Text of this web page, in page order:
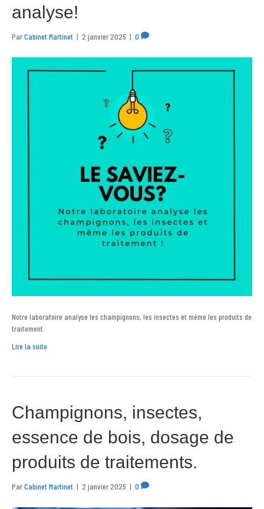
analyse!
ParCabinet Martinet | 2 janvier 2025 | 0
Notre laboratoire analyse les champignons, les insectes et même les produits de
traitement.
Lire la suite
Champignons, insectes,
essence de bois, dosage de
produits de traitements.
ParCabinet Martinet | 2 janvier 2025 | 0